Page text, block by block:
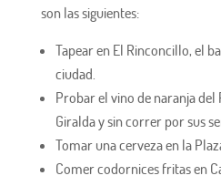
son las siguientes:
Tapear en El Rinconcillo, el
ciudad.
Probar el vino de naranja del
Giralda y sin correr por sus
Tomar una cerveza en la
Comer codornices fritas en